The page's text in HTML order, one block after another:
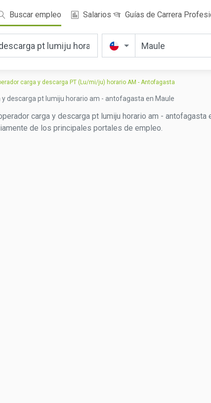
Buscar empleo Salarios Guías de Carrera
carga y descarga PT (Lu/mi/ju) horario AM - Antofagasta
y descarga pt lumiju horario am - antofagasta en Maule
carga y descarga pt lumiju horario am - antofagasta
de los principales portales de empleo.